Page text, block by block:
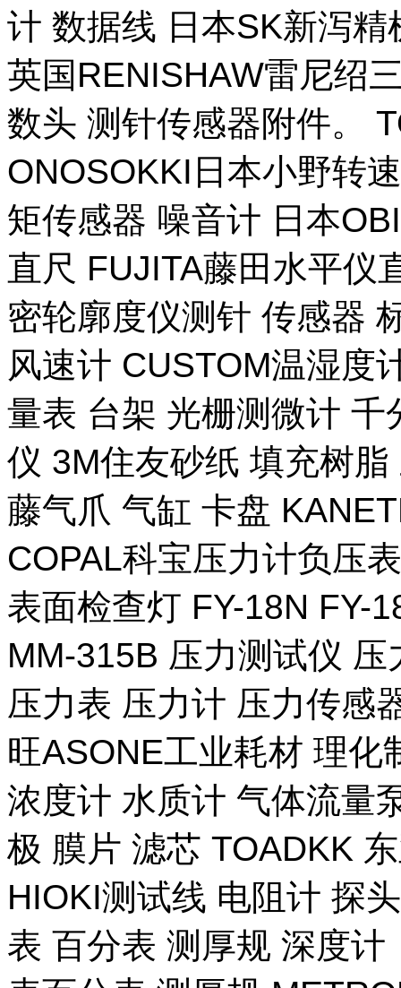
计 数据线 日本SK新泻
英国RENISHAW雷尼绍
数头 测针传感器附件。
ONOSOKKI日本小野转
矩传感器 噪音计 日本
直尺 FUJITA藤田水平仪
密轮廓度仪测针 传感器
风速计 CUSTOM温湿度
量表 台架 光栅测微计
仪 3M住友砂纸 填充树
藤气爪 气缸 卡盘
COPAL科宝压力计负压
表面检查灯 FY-18N FY-
MM-315B 压力测试仪
压力表 压力计 压力传感
旺ASONE工业耗材 理化
浓度计 水质计 气体流量
极 膜片 滤芯 TOADKK
HIOKI测试线 电阻计 探
表 百分表 测厚规 深度